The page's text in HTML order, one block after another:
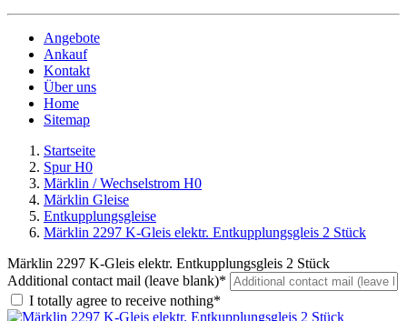
Angebote
Ankauf
Kontakt
Über uns
Home
Sitemap
Startseite
Spur H0
Märklin / Wechselstrom H0
Märklin Gleise
Entkupplungsgleise
Märklin 2297 K-Gleis elektr. Entkupplungsgleis 2 Stück
Märklin 2297 K-Gleis elektr. Entkupplungsgleis 2 Stück
Additional contact mail (leave blank)*
I totally agree to receive nothing*